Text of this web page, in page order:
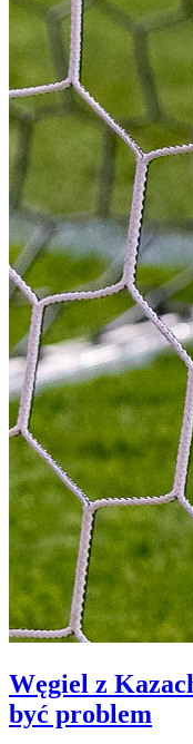
Węgiel z
być problem